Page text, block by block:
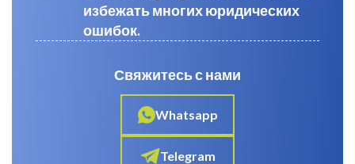
избежать многих юридических
ошибок.
Свяжитесь с нами
Whatsapp
Telegram